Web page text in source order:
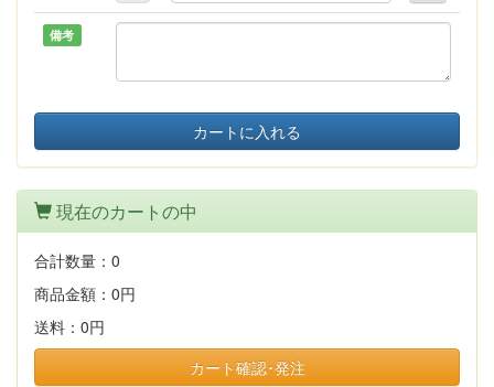
備考
カートに入れる
現在のカートの中
合計数量： 0
商品金額： 0円
送料： 0円
カート確認･発注